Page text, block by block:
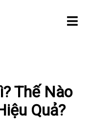
Thế Nào
Quả?